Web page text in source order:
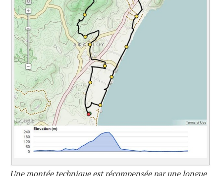
Une montée technique est récompensée par une longue